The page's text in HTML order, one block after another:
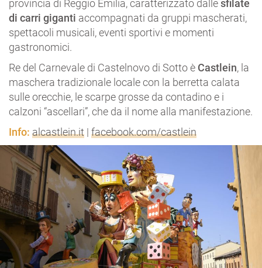
provincia di Reggio Emilia, caratterizzato dallesfilate
di carri giganti accompagnati da gruppi mascherati,
spettacoli musicali, eventi sportivi e momenti
gastronomici.
Re del Carnevale di Castelnovo di Sotto è Castlein, la
maschera tradizionale locale con la berretta calata
sulle orecchie, le scarpe grosse da contadino e i
calzoni “ascellari”, che da il nome alla manifestazione.
Info: alcastlein.it | facebook.com/castlein